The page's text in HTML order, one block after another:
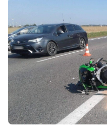
Do niebezpiecznie
dróg powiatu puckiego. W